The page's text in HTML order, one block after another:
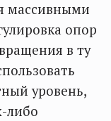
массивными
опор
в ту
уровень,
либо